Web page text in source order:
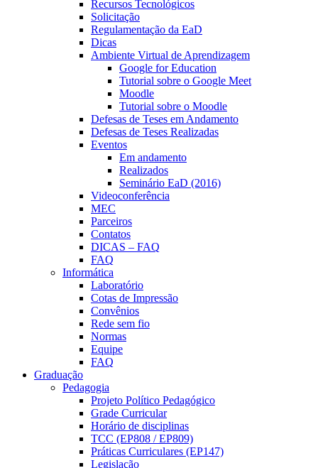
Recursos Tecnológicos
Solicitação
Regulamentação da EaD
Dicas
Ambiente Virtual de Aprendizagem
Google for Education
Tutorial sobre o Google Meet
Moodle
Tutorial sobre o Moodle
Defesas de Teses em Andamento
Defesas de Teses Realizadas
Eventos
Em andamento
Realizados
Seminário EaD (2016)
Videoconferência
MEC
Parceiros
Contatos
DICAS – FAQ
FAQ
Informática
Laboratório
Cotas de Impressão
Convênios
Rede sem fio
Normas
Equipe
FAQ
Graduação
Pedagogia
Projeto Político Pedagógico
Grade Curricular
Horário de disciplinas
TCC (EP808 / EP809)
Práticas Curriculares (EP147)
Legislação